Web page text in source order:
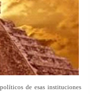
de esas instituciones